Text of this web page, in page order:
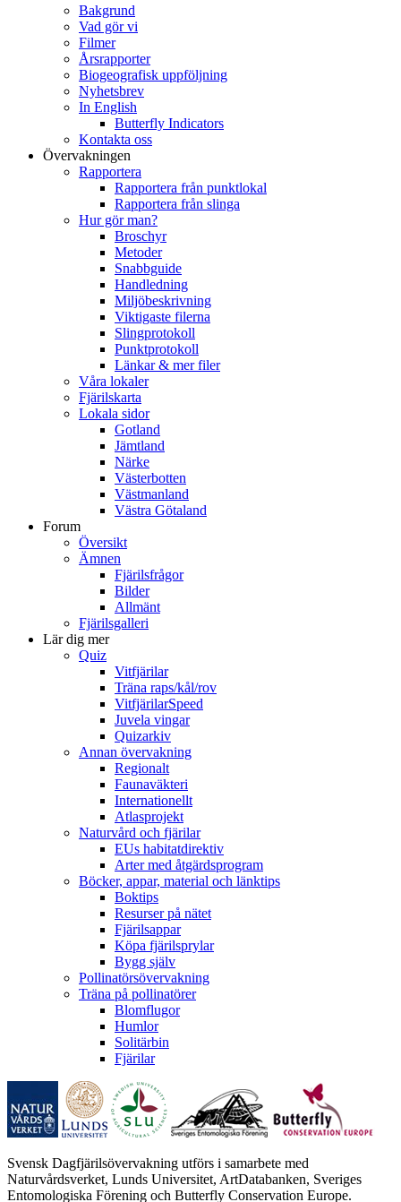
Bakgrund
Vad gör vi
Filmer
Årsrapporter
Biogeografisk uppföljning
Nyhetsbrev
In English
Butterfly Indicators
Kontakta oss
Övervakningen
Rapportera
Rapportera från punktlokal
Rapportera från slinga
Hur gör man?
Broschyr
Metoder
Snabbguide
Handledning
Miljöbeskrivning
Viktigaste filerna
Slingprotokoll
Punktprotokoll
Länkar & mer filer
Våra lokaler
Fjärilskarta
Lokala sidor
Gotland
Jämtland
Närke
Västerbotten
Västmanland
Västra Götaland
Forum
Översikt
Ämnen
Fjärilsfrågor
Bilder
Allmänt
Fjärilsgalleri
Lär dig mer
Quiz
Vitfjärilar
Träna raps/kål/rov
VitfjärilarSpeed
Juvela vingar
Quizarkiv
Annan övervakning
Regionalt
Faunaväkteri
Internationellt
Atlasprojekt
Naturvård och fjärilar
EUs habitatdirektiv
Arter med åtgärdsprogram
Böcker, appar, material och länktips
Boktips
Resurser på nätet
Fjärilsappar
Köpa fjärilsprylar
Bygg själv
Pollinatörsövervakning
Träna på pollinatörer
Blomflugor
Humlor
Solitärbin
Fjärilar
Svensk Dagfjärilsövervakning utförs i samarbete med
Naturvårdsverket, Lunds Universitet, ArtDatabanken, Sveriges
Entomologiska Förening och Butterfly Conservation Europe.